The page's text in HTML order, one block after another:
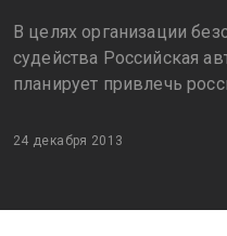
В целях организации
судейства Российская
планирует привлечь
24 декабря 2013